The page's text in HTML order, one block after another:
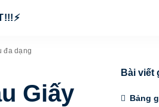
đa dạng
Giấy
Bài viết
Bảng